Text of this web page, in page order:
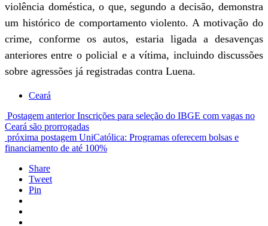
violência doméstica, o que, segundo a decisão, demonstra
um histórico de comportamento violento. A motivação do
crime, conforme os autos, estaria ligada a desavenças
anteriores entre o policial e a vítima, incluindo discussões
sobre agressões já registradas contra Luena.
Ceará
Postagem anterior Inscrições para seleção do IBGE com vagas no
Ceará são prorrogadas
próxima postagem UniCatólica: Programas oferecem bolsas e
financiamento de até 100%
Share
Tweet
Pin